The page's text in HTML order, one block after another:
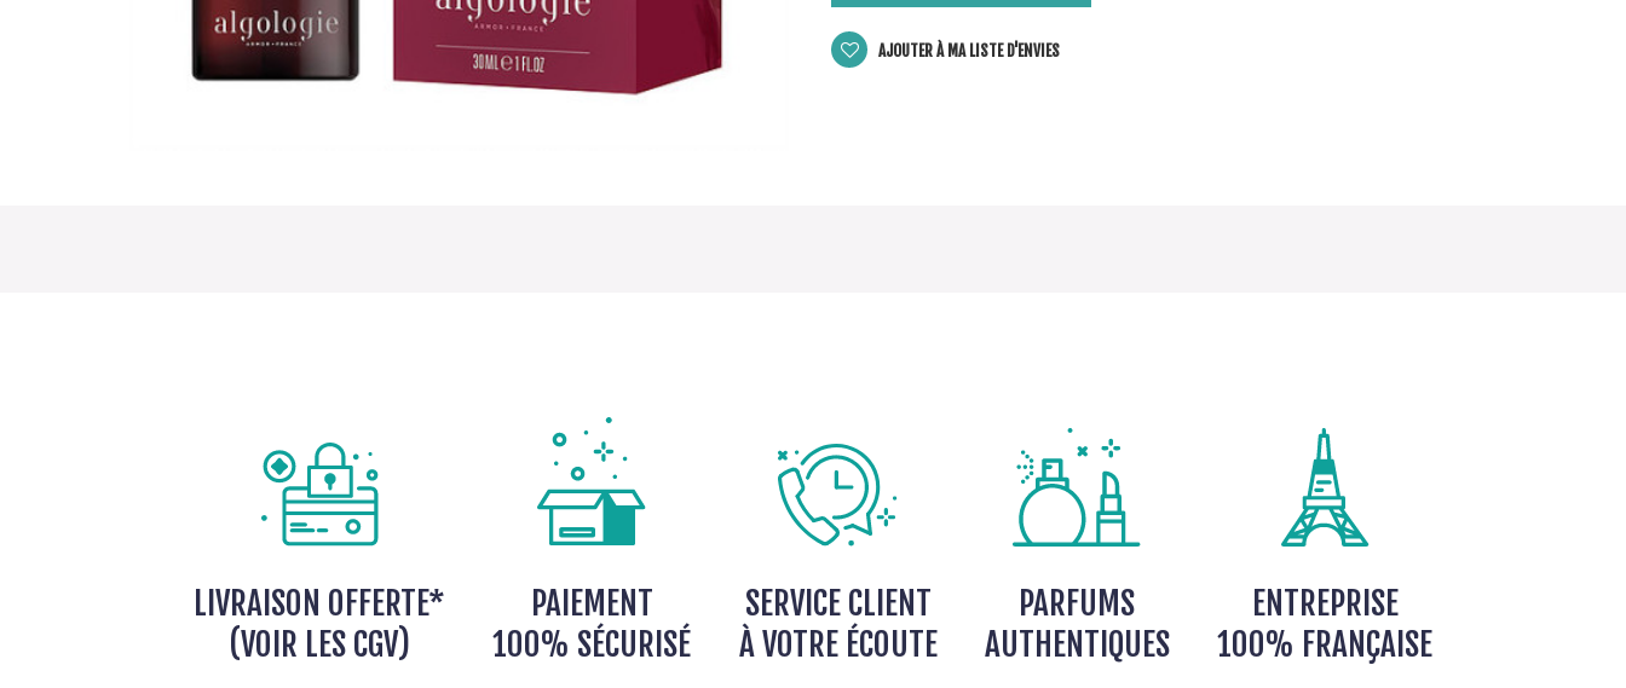
AJOUTER À MA LISTE D'ENVIES
LIVRAISON OFFERTE*
(VOIR LES CGV)
PAIEMENT
100% SÉCURISÉ
SERVICE CLIENT
À VOTRE ÉCOUTE
PARFUMS
AUTHENTIQUES
ENTREPRISE
100% FRANÇAISE